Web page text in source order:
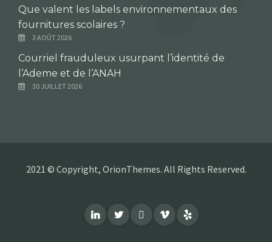
Que valent les labels environnementaux des
fournitures scolaires ?
3 AOÛT 2026
Courriel frauduleux usurpant l’identité de
l’Ademe et de l’ANAH
30 JUILLET 2026
2021 © Copyright, OrionThemes. All Rights Reserved.